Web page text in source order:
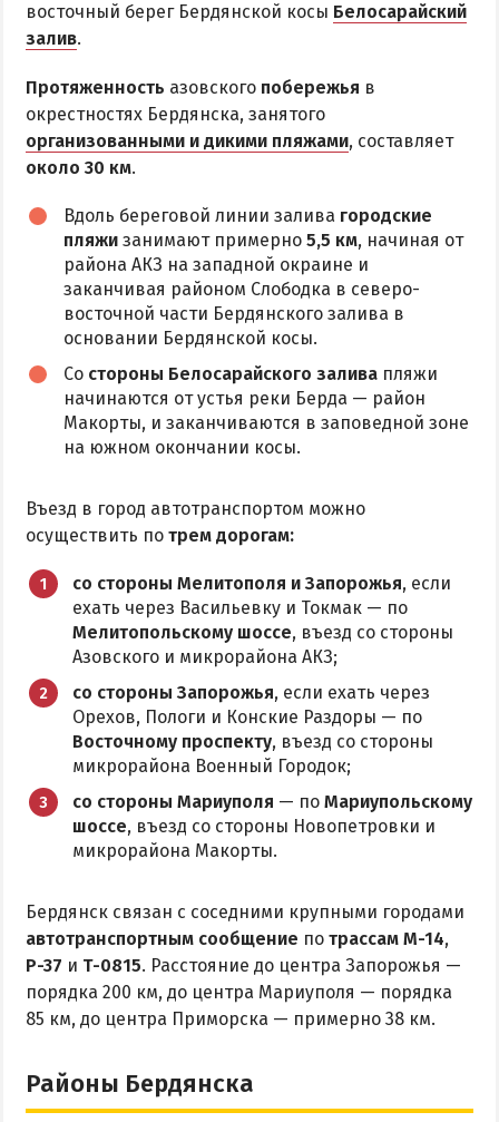
Санатории
ПИТАНИЕ
РАЗВЛЕЧЕНИЯ
Аквапарк
Дельфинарий
Зоопарк
Виндсерфинг
Рыбалка
ДОСТОПРИМЕЧАТЕЛЬНОСТИ
Памятники и скульптуры
Бердянские маяки
ЭКСКУРСИИ И МАРШРУТЫ
Острова Дзендзик
Приазовский природный парк
ПРОЕЗД
Маршрутки
РЕКОМЕНДАЦИИ ПО ВЫБОРУ ЖИЛЬЯ
Отдых с детьми
Отдых в мае и на майские
Отдых в сентябре
Отдых зимой и в межсезонье
Отдых с бассейном
Отдых на первой линии
восточный берег Бердянской косы Белосарайский
залив.
Протяженность азовского побережья в
окрестностях Бердянска, занятого
организованными и дикими пляжами, составляет
около 30 км.
Вдоль береговой линии залива городские
пляжи занимают примерно 5,5 км, начиная от
района АКЗ на западной окраине и
заканчивая районом Слободка в северо-
восточной части Бердянского залива в
основании Бердянской косы.
Со стороны Белосарайского залива пляжи
начинаются от устья реки Берда — район
Макорты, и заканчиваются в заповедной зоне
на южном окончании косы.
Въезд в город автотранспортом можно
осуществить по трем дорогам:
со стороны Мелитополя и Запорожья, если
ехать через Васильевку и Токмак — по
Мелитопольскому шоссе, въезд со стороны
Азовского и микрорайона АКЗ;
со стороны Запорожья, если ехать через
Орехов, Пологи и Конские Раздоры — по
Восточному проспекту, въезд со стороны
микрорайона Военный Городок;
со стороны Мариуполя — по Мариупольскому
шоссе, въезд со стороны Новопетровки и
микрорайона Макорты.
Бердянск связан с соседними крупными городами
автотранспортным сообщение по трассам М-14,
Р-37 и Т-0815. Расстояние до центра Запорожья —
порядка 200 км, до центра Мариуполя — порядка
85 км, до центра Приморска — примерно 38 км.
Районы Бердянска